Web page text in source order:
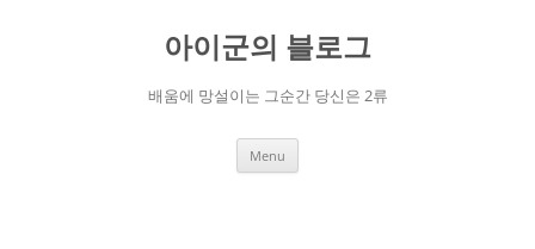
아이군의 블로그
배움에 망설이는 그순간 당신은 2류
Menu